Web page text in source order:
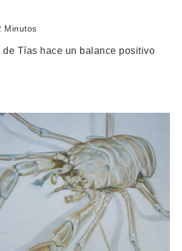
Minutos
de Tías hace un balance positivo